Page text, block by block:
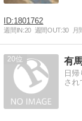
1801762
週間IN:20 週間OUT:30 月
20 有
日
され